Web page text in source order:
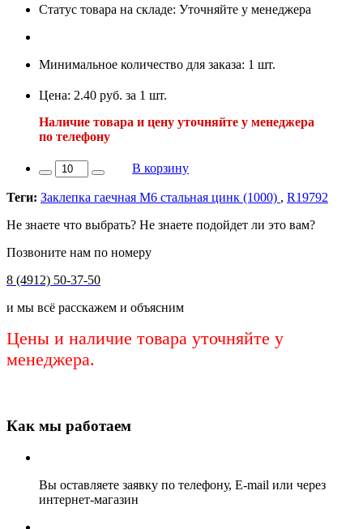
Статус товара на складе: Уточняйте у менеджера
Минимальное количество для заказа: 1 шт.
Цена: 2.40 руб. за 1 шт.
Наличие товара и цену уточняйте у менеджера
по телефону
В корзину
Теги: Заклепка гаечная М6 стальная цинк (1000) , R19792
Не знаете что выбрать? Не знаете подойдет ли это вам?
Позвоните нам по номеру
8 (4912) 50-37-50
и мы всё расскажем и объясним
Цены и наличие товара уточняйте у
менеджера.
Как мы работаем
Вы оставляете заявку по телефону, E-mail или через
интернет-магазин